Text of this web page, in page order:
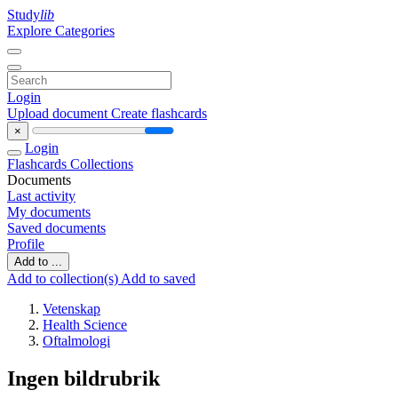
Studylib
Explore Categories
Login
Upload document Create flashcards
×
Login
Flashcards Collections
Documents
Last activity
My documents
Saved documents
Profile
Add to ...
Add to collection(s) Add to saved
Vetenskap
Health Science
Oftalmologi
Ingen bildrubrik